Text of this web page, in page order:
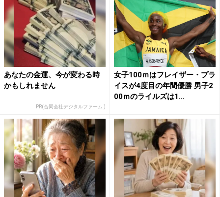
あなたの金運、今が変わる時
かもしれません
PR(合同会社デジタルファーム )
女子100ｍはフレイザー・プラ
イスが4度目の年間優勝 男子2
00ｍのライルズは1...